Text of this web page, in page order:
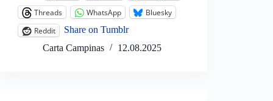
Threads
WhatsApp
Bluesky
Reddit
Share on Tumblr
Carta Campinas
12.08.2025